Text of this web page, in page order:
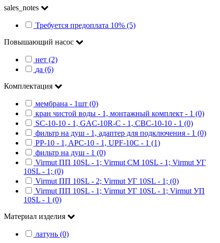
sales_notes
Требуется предоплата 10% (5)
Повышающий насос
нет (2)
да (6)
Комплектация
мембрана - 1шт (0)
кран чистой воды - 1, монтажный комплект - 1 (0)
SC-10-10 - 1, GAC-10R-C - 1, CBC-10-10 - 1 (0)
фильтр на душ - 1, адаптер для подключения - 1 (0)
PP-10 - 1, APC-10 - 1, UPF-10C - 1 (1)
фильтр на душ - 1 (0)
Virmut ПП 10SL - 1; Virmut СМ 10SL - 1; Virmut УГ
10SL - 1; (0)
Virmut ПП 10SL - 2; Virmut УГ 10SL - 1; (0)
Virmut ПП 10SL - 1; Virmut УГ 10SL - 1; Virmut УП
10SL - 1 (0)
Материал изделия
латунь (0)